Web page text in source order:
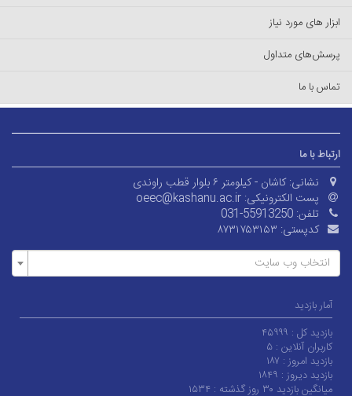
ابزار های مورد نیاز
پرسش‌های متداول
تماس با ما
ارتباط با ما
نشانی: کاشان - کیلومتر ۶ بلوار قطب راوندی
پست الکترونیکی: oeec@kashanu.ac.ir
تلفن: 031-55913250
کدپستی: ۸۷۳۱۷۵۳۱۵۳
انتخاب وب سایت
آمار بازدید
بازدید کل : ۴۵۹۹۹
کاربران آنلاین : ۵
بازدید امروز : ۱۸۷
بازدید دیروز : ۱۸۴۹
میانگین بازدید ۳۰ روز گذشته :
۱۵۳۴